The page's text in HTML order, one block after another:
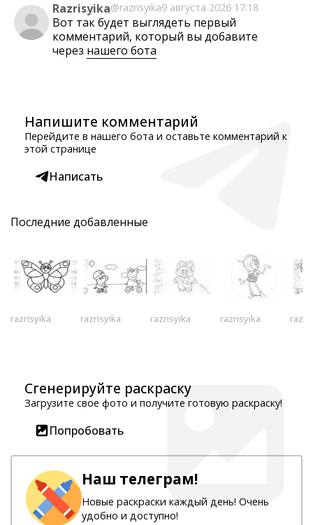
Razrisyika@razrisyika9 августа 2026 17:18
Вот так будет выглядеть первый
комментарий, который вы добавите
через нашего бота
Напишите комментарий
Перейдите в нашего бота и оставьте комментарий к
этой странице
Написать
Последние добавленные
razrisyika razrisyika razrisyika razrisyika
Сгенерируйте раскраску
Загрузите свое фото и получите готовую раскраску!
Попробовать
Наш телеграм!
Новые раскраски каждый день! Очень
удобно и доступно!